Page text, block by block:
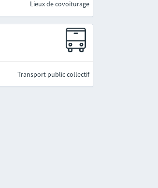
Lieux de covoiturage
Transport public collectif